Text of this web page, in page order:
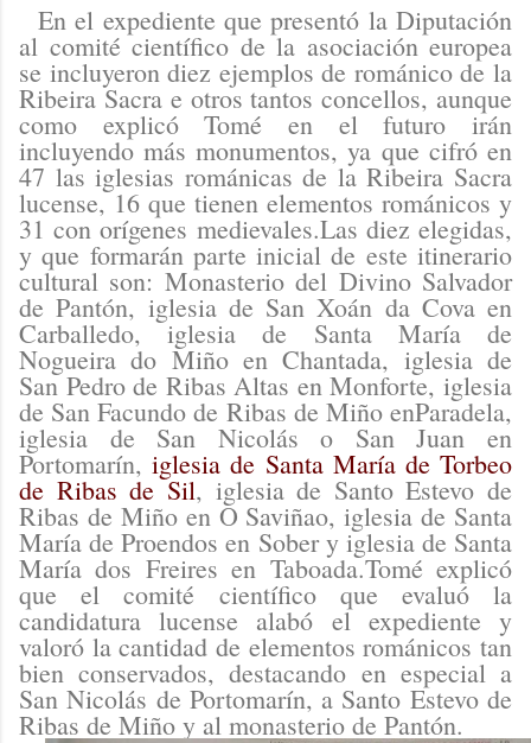
En el expediente que presentó la Diputación
al comité científico de la asociación europea
se incluyeron diez ejemplos de románico de la
Ribeira Sacra e otros tantos concellos, aunque
como explicó Tomé en el futuro irán
incluyendo más monumentos, ya que cifró en
47 las iglesias románicas de la Ribeira Sacra
lucense, 16 que tienen elementos románicos y
31 con orígenes medievales.Las diez elegidas,
y que formarán parte inicial de este itinerario
cultural son: Monasterio del Divino Salvador
de Pantón, iglesia de San Xoán da Cova en
Carballedo, iglesia de Santa María de
Nogueira do Miño en Chantada, iglesia de
San Pedro de Ribas Altas en Monforte, iglesia
de San Facundo de Ribas de Miño enParadela,
iglesia de San Nicolás o San Juan en
Portomarín,iglesia de Santa María de Torbeo
de Ribas de Sil, iglesia de Santo Estevo de
Ribas de Miño en O Saviñao, iglesia de Santa
María de Proendos en Sober y iglesia de Santa
María dos Freires en Taboada.Tomé explicó
que el comité científico que evaluó la
candidatura lucense alabó el expediente y
valoró la cantidad de elementos románicos tan
bien conservados, destacando en especial a
San Nicolás de Portomarín, a Santo Estevo de
Ribas de Miño y al monasterio de Pantón.